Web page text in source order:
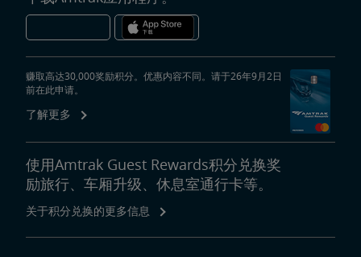
赚取高达30,000奖励积分。优惠内容不同。请于26年9月2日
前在此申请。
了解更多
使用Amtrak Guest Rewards积分兑换奖
励旅行、车厢升级、休息室通行卡等。
关于积分兑换的更多信息